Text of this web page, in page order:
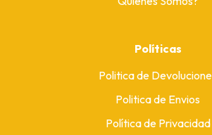
Políticas
Politica de
Politica de Envios
Política de Privacidad